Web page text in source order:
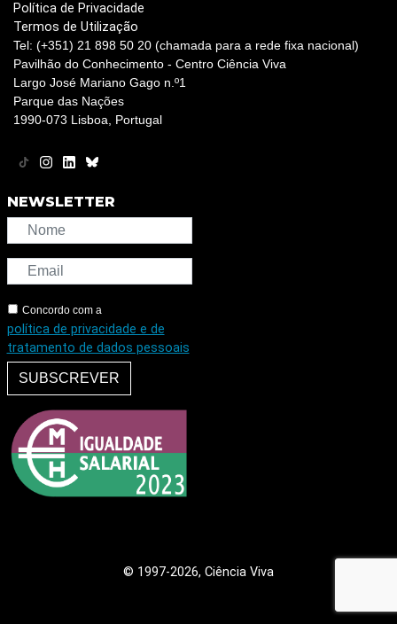
Política de Privacidade
Termos de Utilização
Tel: (+351) 21 898 50 20 (chamada para a rede fixa nacional)
Pavilhão do Conhecimento - Centro Ciência Viva
Largo José Mariano Gago n.º1
Parque das Nações
1990-073 Lisboa, Portugal
NEWSLETTER
Concordo com a
política de privacidade e de
tratamento de dados pessoais
SUBSCREVER
© 1997-2026, Ciência Viva